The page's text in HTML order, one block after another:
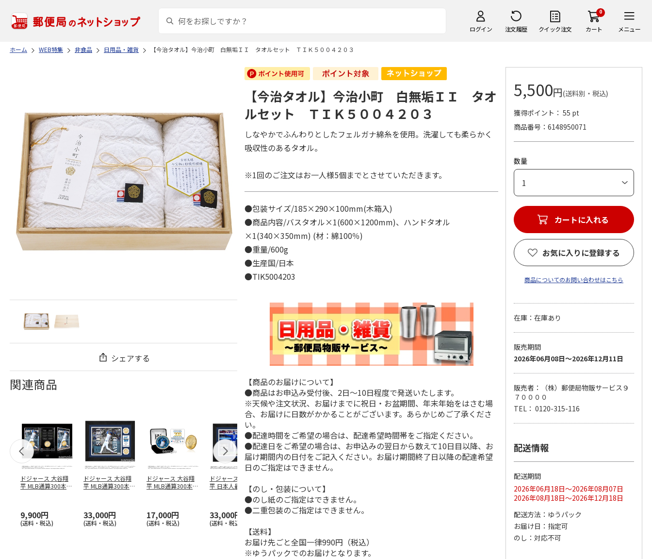
ログイン 注文履歴 クイック注文
0
カート メニュー
ホーム WEB特集 非食品 日用品・雑貨 【今治タオル】今治小町 白無垢ＩＩ タオルセット ＴＩＫ５００４２０３
シェアする
関連商品
ドジャース 大谷翔
平 MLB通算300本塁
9,900円
(送料・税込)
ドジャース 大谷翔
平 MLB通算300本塁
33,000円
(送料・税込)
ドジャース 大谷翔
平 MLB通算300本塁
17,000円
(送料・税込)
ドジャース 大谷翔
平 日本人最多53試
合連続出塁記念 ダ
33,000円
(送料・税込)
谷翔平 2026 NL 3・
4月投手…
33,000円
イ…
9,900円
ドジャース 大谷翔
平 日本人最多53試
合連続出塁記念 シ
ル…
17,000円
(送料・税込)
谷翔平 2026 NL 3・
4月投手…
【今治タオル】今治小町 白無垢ＩＩ タオ
ルセット ＴＩＫ５００４２０３
しなやかでふんわりとしたフェルガナ綿糸を使用。洗濯しても柔らかく
吸収性のあるタオル。
※1回のご注文はお一人様5個までとさせていただきます。
●包装サイズ/185×290×100mm(木箱入)
●商品内容/バスタオル×1(600×1200mm)、ハンドタオル
×1(340×350mm) (材：綿100％)
●重量/600g
●生産国/日本
●TIK5004203
【商品のお届けについて】
●商品はお申込み受付後、2日～10日程度で発送いたします。
※天候や注文状況、お届けまでに祝日・お盆期間、年末年始をはさむ場
合、お届けに日数がかかることがございます。あらかじめご了承くださ
い。
●配達時間をご希望の場合は、配達希望時間帯をご指定ください。
●配達日をご希望の場合は、お申込みの翌日から数えて10日目以降、お
届け期間内の日付をご記入ください。お届け期間終了日以降の配達希望
日のご指定はできません。
【のし・包装について】
●のし紙のご指定はできません。
●二重包装のご指定はできません。
【送料】
お届け先ごと全国一律990円（税込）
※ゆうパックでのお届けとなります。
5,500円(送料別・税込)
獲得ポイント： 55 pt
商品番号
6148950071
数量
カートに入れる
お気に入りに登録する
商品についてのお問い合わせはこちら
在庫：在庫あり
販売期間
2026年06月08日～2026年12月11日
販売者：（株）郵便局物販サービス９
７００００
TEL： 0120-315-116
配送情報
配送期間
2026年06月18日～2026年08月07日
2026年08月18日～2026年12月18日
配送方法
ゆうパック
お届け日
指定可
のし
対応不可